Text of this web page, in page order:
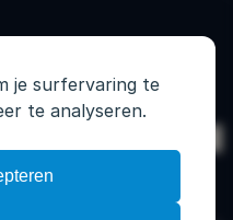
je surfervaring te
te analyseren.
MISSIE